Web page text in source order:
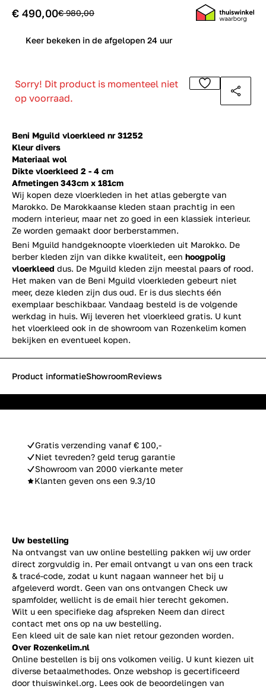
Beni Mguild vloerkleed nr 31252
Kleur divers
Materiaal wol
Dikte vloerkleed 2 - 4 cm
Afmetingen 343cm x 181cm
Wij kopen deze vloerkleden in het atlas gebergte van
Marokko. De Marokkaanse kleden staan prachtig in een
modern interieur, maar net zo goed in een klassiek interieur.
Ze worden gemaakt door berberstammen.
€ 490,00€ 980,00
Keer bekeken in de afgelopen 24 uur
Sorry! Dit product is momenteel niet
op voorraad.
Beni Mguild handgeknoopte vloerkleden uit Marokko. De
berber kleden zijn van dikke kwaliteit, een hoogpolig
vloerkleed dus. De Mguild kleden zijn meestal paars of rood.
Het maken van de Beni Mguild vloerkleden gebeurt niet
meer, deze kleden zijn dus oud. Er is dus slechts één
exemplaar beschikbaar. Vandaag besteld is de volgende
werkdag in huis. Wij leveren het vloerkleed gratis. U kunt
het vloerkleed ook in de showroom van Rozenkelim komen
bekijken en eventueel kopen.
Gratis verzending vanaf € 100,-
Niet tevreden? geld terug garantie
Showroom van 2000 vierkante meter
Klanten geven ons een 9.3/10
Product informatieShowroomReviews
Uw bestelling
Na ontvangst van uw online bestelling pakken wij uw order
direct zorgvuldig in. Per email ontvangt u van ons een track
& tracé-code, zodat u kunt nagaan wanneer het bij u
afgeleverd wordt. Geen van ons ontvangen Check uw
spamfolder, wellicht is de email hier terecht gekomen.
Wilt u een specifieke dag afspreken Neem dan direct
contact met ons op na uw bestelling.
Een kleed uit de sale kan niet retour gezonden worden.
Over Rozenkelim.nl
Online bestellen is bij ons volkomen veilig. U kunt kiezen uit
diverse betaalmethodes. Onze webshop is gecertificeerd
door thuiswinkel.org. Lees ook de beoordelingen van